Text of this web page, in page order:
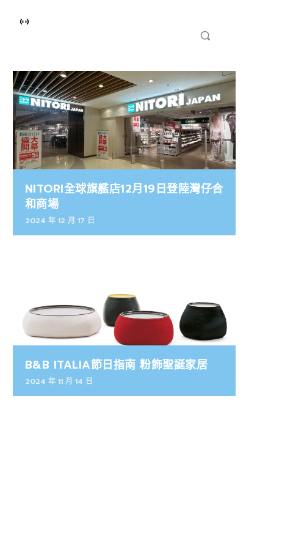
NITORI全球旗艦店12月19日登陸灣仔合
和商場
2024 年 12 月 17 日
B&B ITALIA節日指南 粉飾聖誕家居
2024 年 11 月 14 日